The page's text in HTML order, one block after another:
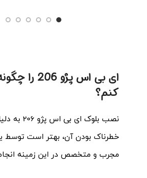
ای بی اس پژو
کنم؟
نصب بلوک ای
خطرناک بودن آن، بهتر است توسط
مجرب و متخصص در این زمینه